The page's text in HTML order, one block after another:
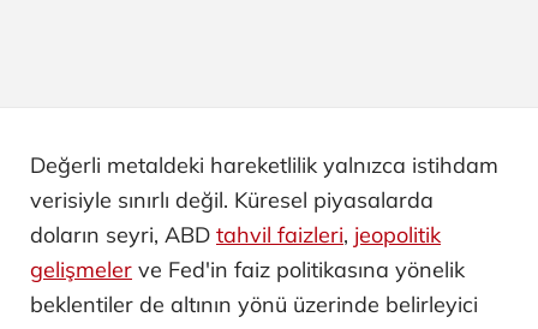
Değerli metaldeki hareketlilik yalnızca istihdam
verisiyle sınırlı değil. Küresel piyasalarda
doların seyri, ABD tahvil faizleri, jeopolitik
gelişmeler ve Fed'in faiz politikasına yönelik
beklentiler de altının yönü üzerinde belirleyici